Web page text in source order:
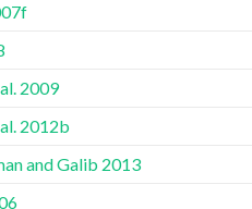
2009
2012b
and Galib 2013